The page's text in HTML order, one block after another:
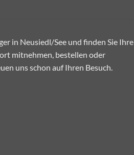
in Neusiedl/See und finden Sie Ihre
mitnehmen, bestellen oder
uns schon auf Ihren Besuch.